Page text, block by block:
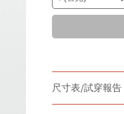
尺寸表/試穿報告